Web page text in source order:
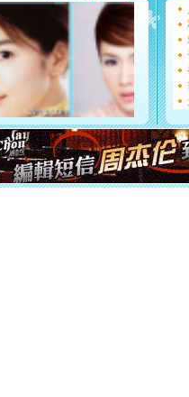
能正大
天都要快
[圣诞节]
如意,快
[元旦]
看
断电。
你是我
[元旦]
起；二是
离。水晶
[元旦]当
泣，这痛
卖了。水